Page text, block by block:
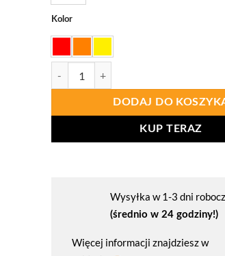
Kolor
DODAJ DO
KUP TERAZ
Wysyłka w 1-3 dni
(średnio w 24 godziny!)
Więcej informacji znajdziesz w